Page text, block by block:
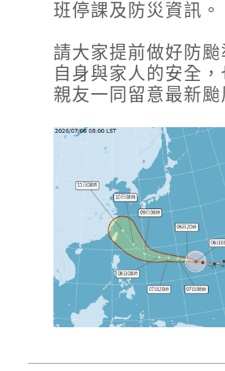
班停課及防災資訊。
請大家提前做好防
自身與家人的安全
親友一同留意最新颱